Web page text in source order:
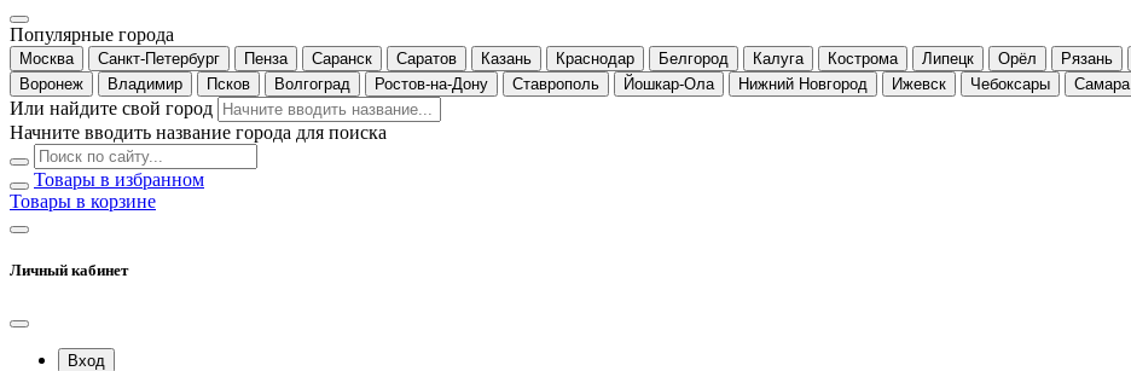
Популярные города
Москва Санкт-Петербург Пенза Саранск Саратов Казань Краснодар Белгород Калуга Кострома Липецк Орёл Рязань
Воронеж
Владимир Псков Волгоград Ростов-на-Дону Ставрополь Йошкар-Ола Нижний Новгород Ижевск Чебоксары Самара
Или найдите свой город
Начните вводить название города для поиска
Товары в избранном
Товары в корзине
Личный кабинет
Вход